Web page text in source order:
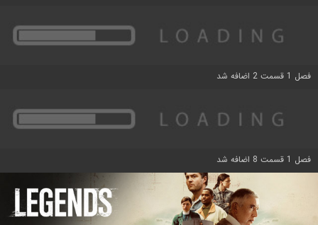
فصل 1 قسمت 2 اضافه شد
فصل 1 قسمت 8 اضافه شد